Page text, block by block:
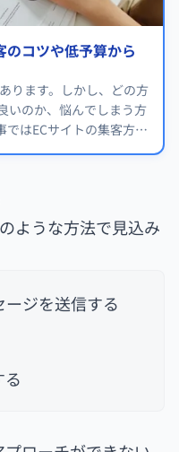
のコツや低予算から
ります。しかし、どの方
いのか、悩んでしまう方
ではECサイトの集客方法
法について解説いたしま
ような方法で見込み
ジを送信する